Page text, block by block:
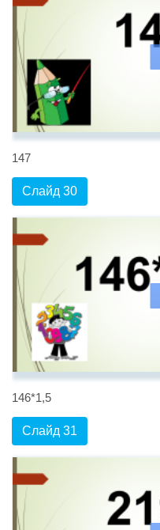
147
Слайд 30
146*1,5
Слайд 31